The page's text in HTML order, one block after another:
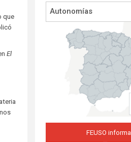
que
El
Autonomías
FEUSO informa